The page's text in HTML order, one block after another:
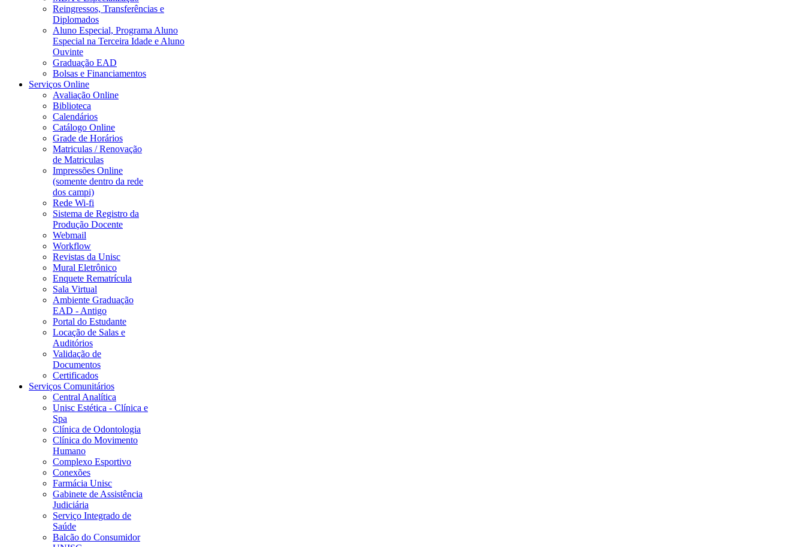
Reingressos, Transferências e
Diplomados
Aluno Especial, Programa Aluno
Especial na Terceira Idade e Aluno
Ouvinte
Graduação EAD
Bolsas e Financiamentos
Serviços Online
Avaliação Online
Biblioteca
Calendários
Catálogo Online
Grade de Horários
Matriculas / Renovação
de Matriculas
Impressões Online
(somente dentro da rede
dos campi)
Rede Wi-fi
Sistema de Registro da
Produção Docente
Webmail
Workflow
Revistas da Unisc
Mural Eletrônico
Enquete Rematrícula
Sala Virtual
Ambiente Graduação
EAD - Antigo
Portal do Estudante
Locação de Salas e
Auditórios
Validação de
Documentos
Certificados
Serviços Comunitários
Central Analítica
Unisc Estética - Clínica e
Spa
Clínica de Odontologia
Clínica do Movimento
Humano
Complexo Esportivo
Conexões
Farmácia Unisc
Gabinete de Assistência
Judiciária
Serviço Integrado de
Saúde
Balcão do Consumidor